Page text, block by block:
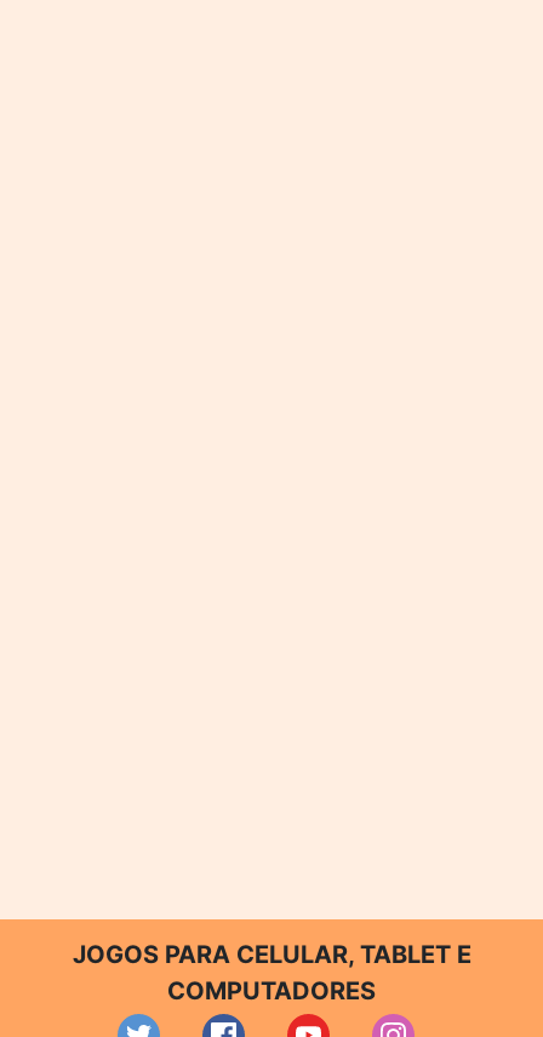
JOGOS PARA CELULAR, TABLET E
COMPUTADORES